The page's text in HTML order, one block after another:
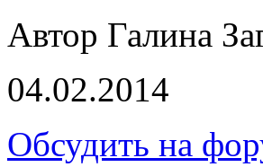
Автор Галина
04.02.2014
Обсудить на